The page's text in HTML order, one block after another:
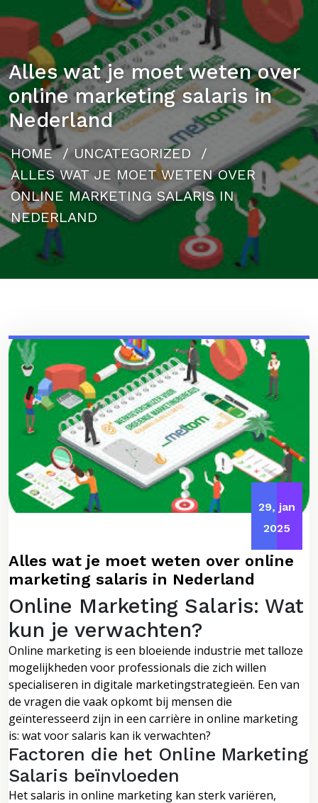
Alles wat je moet weten over
online marketing salaris in
Nederland
HOME/UNCATEGORIZED /
ALLES WAT JE MOET WETEN OVER
ONLINE MARKETING SALARIS IN
NEDERLAND
29, jan
2025
Alles wat je moet weten over online
marketing salaris in Nederland
Online Marketing Salaris: Wat
kun je verwachten?
Online marketing is een bloeiende industrie met talloze
mogelijkheden voor professionals die zich willen
specialiseren in digitale marketingstrategieën. Een van
de vragen die vaak opkomt bij mensen die
geïnteresseerd zijn in een carrière in online marketing
is: wat voor salaris kan ik verwachten?
Factoren die het Online Marketing
Salaris beïnvloeden
Het salaris in online marketing kan sterk variëren,